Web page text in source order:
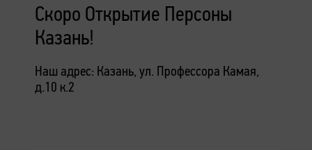
Скоро Открытие Персоны
Казань!
Наш адрес: Казань, ул. Профессора Камая,
д.10 к.2